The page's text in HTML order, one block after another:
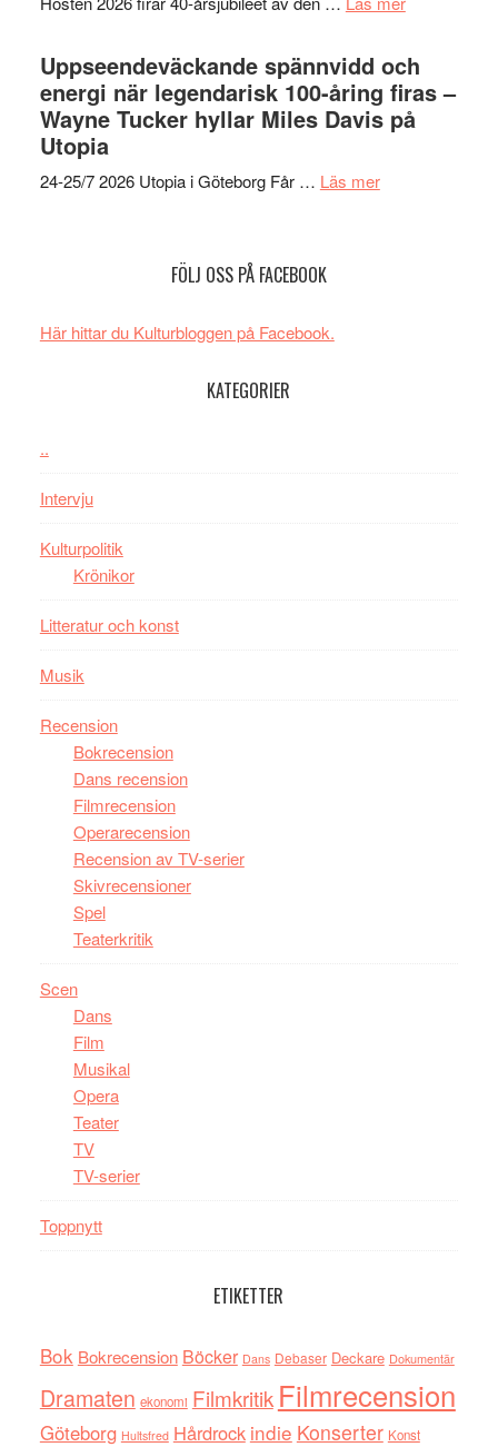
Brand
Day
–
kan
års-
jubileum
av
Queen
Uppseendeväckande spännvidd och
energi när legendarisk 100-åring firas –
Wayne Tucker hyllar Miles Davis på
Utopia
24-25/7 2026 Utopia i Göteborg Får … Läs merom
FÖLJ OSS PÅ FACEBOOK
Här hittar du Kulturbloggen på Facebook.
KATEGORIER
..
Intervju
Kulturpolitik
Krönikor
Litteratur och konst
Musik
Recension
Bokrecension
Dans recension
Filmrecension
Operarecension
Recension av TV-serier
Skivrecensioner
Spel
Teaterkritik
Scen
Dans
Film
Musikal
Opera
Teater
TV
TV-serier
Toppnytt
ETIKETTER
Bok Bokrecension Böcker Dans Debaser Deckare Dokumentär
Dramaten ekonomi Filmkritik Filmrecension
Göteborg Hultsfred Hårdrock indie Konserter Konst